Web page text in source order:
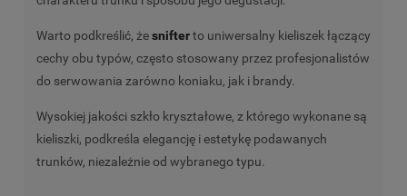
Warto podkreślić, żesnifterto uniwersalny kieliszek łączący
cechy obu typów, często stosowany przez profesjonalistów
do serwowania zarówno koniaku, jak i brandy.
Wysokiej jakości szkło kryształowe, z którego wykonane są
kieliszki, podkreśla elegancję i estetykę podawanych
trunków, niezależnie od wybranego typu.